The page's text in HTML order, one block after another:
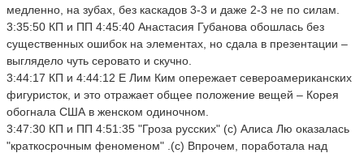
медленно, на зубах, без каскадов 3-3 и даже 2-3 не по силам.
3:35:50 КП и ПП 4:45:40 Анастасия Губанова обошлась без
существенных ошибок на элементах, но сдала в презентации –
выглядело чуть серовато и скучно.
3:44:17 КП и 4:44:12 Е Лим Ким опережает североамериканских
фигуристок, и это отражает общее положение вещей – Корея
обогнала США в женском одиночном.
3:47:30 КП и ПП 4:51:35 "Гроза русских" (с) Алиса Лю оказалась
"краткосрочным феноменом" .(с) Впрочем, поработала над